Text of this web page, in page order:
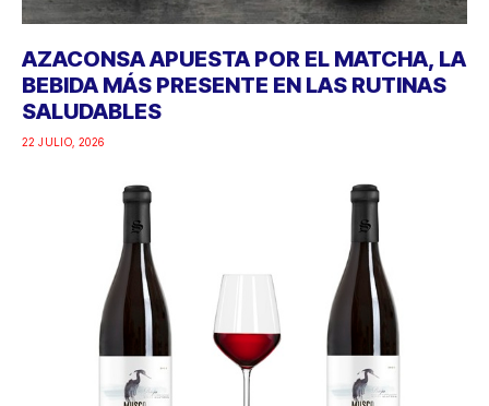
AZACONSA APUESTA POR EL MATCHA, LA
BEBIDA MÁS PRESENTE EN LAS RUTINAS
SALUDABLES
22 JULIO, 2026